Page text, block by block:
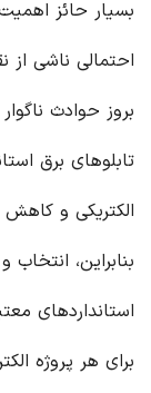
بسیار حائز
احتمالی ناشی از
بروز حوادث
تابلوهای برق
الکتریکی و
بنابراین،
استانداردهای
برای هر پروژه